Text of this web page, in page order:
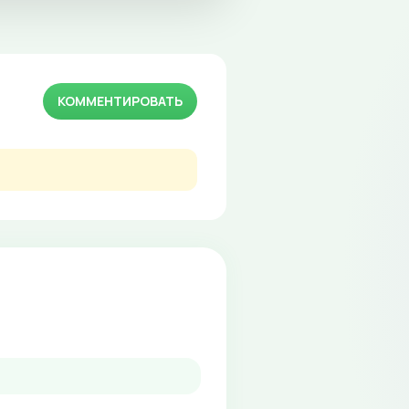
КОММЕНТИРОВАТЬ